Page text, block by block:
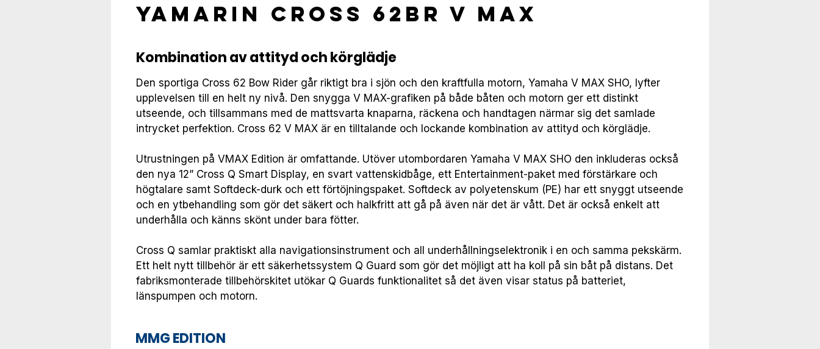
Yamarin Cross 62BR V MAX
Kombination av attityd och körglädje
Den sportiga Cross 62 Bow Rider går riktigt bra i sjön och den kraftfulla motorn, Yamaha V MAX SHO, lyfter
upplevelsen till en helt ny nivå. Den snygga V MAX-grafiken på både båten och motorn ger ett distinkt
utseende, och tillsammans med de mattsvarta knaparna, räckena och handtagen närmar sig det samlade
intrycket perfektion. Cross 62 V MAX är en tilltalande och lockande kombination av attityd och körglädje.
Utrustningen på VMAX Edition är omfattande. Utöver utombordaren Yamaha V MAX SHO den inkluderas också
den nya 12” Cross Q Smart Display, en svart vattenskidbåge, ett Entertainment-paket med förstärkare och
högtalare samt Softdeck-durk och ett förtöjningspaket. Softdeck av polyetenskum (PE) har ett snyggt utseende
och en ytbehandling som gör det säkert och halkfritt att gå på även när det är vått. Det är också enkelt att
underhålla och känns skönt under bara fötter.
Cross Q samlar praktiskt alla navigationsinstrument och all underhållningselektronik i en och samma pekskärm.
Ett helt nytt tillbehör är ett säkerhetssystem Q Guard som gör det möjligt att ha koll på sin båt på distans. Det
fabriksmonterade tillbehörskitet utökar Q Guards funktionalitet så det även visar status på batteriet,
länspumpen och motorn.
MMG EDITION